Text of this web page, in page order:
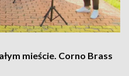
mieście. Corno Brass